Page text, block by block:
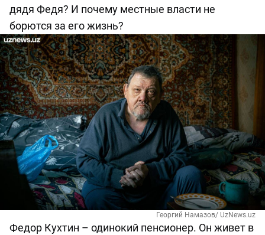
дядя Федя? И почему местные власти не
борются за его жизнь?
Георгий Намазов/ UzNews.uz
Федор Кухтин – одинокий пенсионер. Он живет в